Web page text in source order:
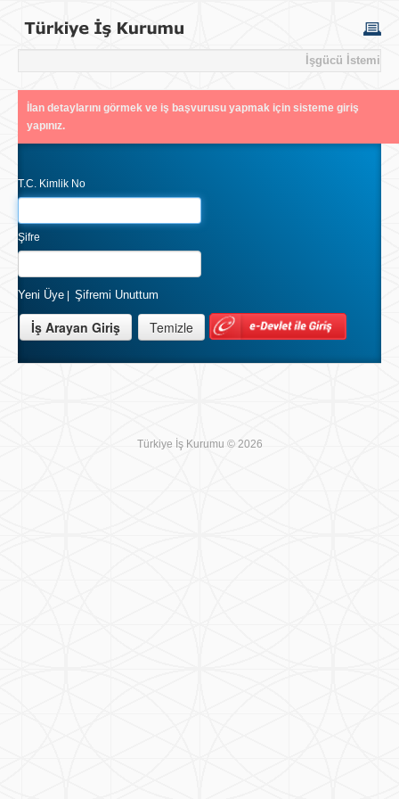
İşgücü İstemi
İlan detaylarını görmek ve iş başvurusu yapmak için sisteme giriş
yapınız.
T.C. Kimlik No
Şifre
Yeni Üye Şifremi Unuttum
Türkiye İş Kurumu © 2026